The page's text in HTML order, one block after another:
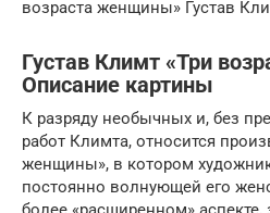
возраста женщины» Густав
Густав Климт «Три
Описание картины
К разряду необычных и, без
работ Климта, относится
женщины», в котором
постоянно волнующей его